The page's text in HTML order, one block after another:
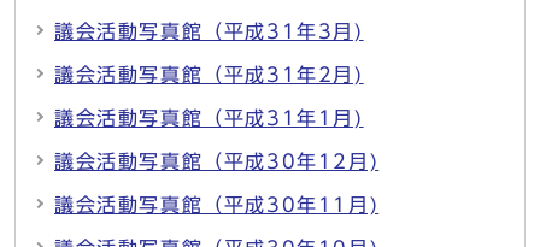
議会活動写真館（平成31年3月)
議会活動写真館（平成31年2月)
議会活動写真館（平成31年1月)
議会活動写真館（平成30年12月)
議会活動写真館（平成30年11月)